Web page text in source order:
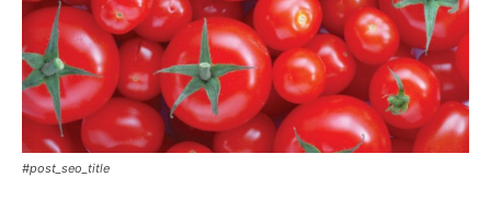
#post_seo_title